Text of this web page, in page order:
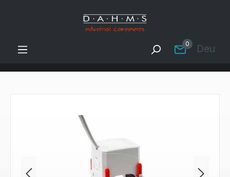
Zum Hauptinhalt springen
0
Bildergalerie überspringen